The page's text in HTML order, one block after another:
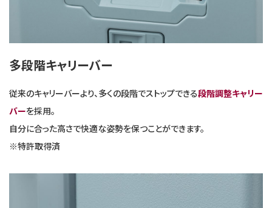
多段階キャリーバー
従来のキャリーバーより、多くの段階でストップできる段階調整キャリー
バーを採用。
自分に合った高さで快適な姿勢を保つことができます。
※特許取得済